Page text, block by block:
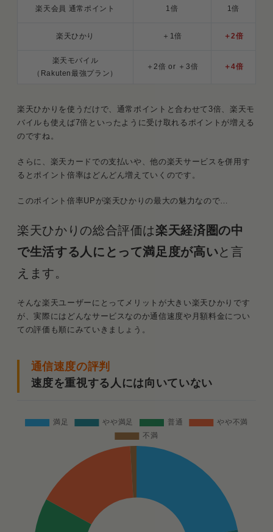
楽天会員 通常ポイント 1倍 1倍
楽天ひかり ＋1倍 ＋2倍
楽天モバイル
（Rakuten最強プラン）
＋2倍 or ＋3倍 ＋4倍
楽天ひかりを使うだけで、通常ポイントと合わせて3倍、楽天モ
バイルも使えば7倍といったように受け取れるポイントが増える
のですね。
さらに、楽天カードでの支払いや、他の楽天サービスを併用す
るとポイント倍率はどんどん増えていくのです。
このポイント倍率UPが楽天ひかりの最大の魅力なので…
楽天ひかりの総合評価は楽天経済圏の中
で生活する人にとって満足度が高いと言
えます。
そんな楽天ユーザーにとってメリットが大きい楽天ひかりです
が、実際にはどんなサービスなのか通信速度や月額料金につい
ての評価も順にみていきましょう。
通信速度の評判
速度を重視する人には向いていない